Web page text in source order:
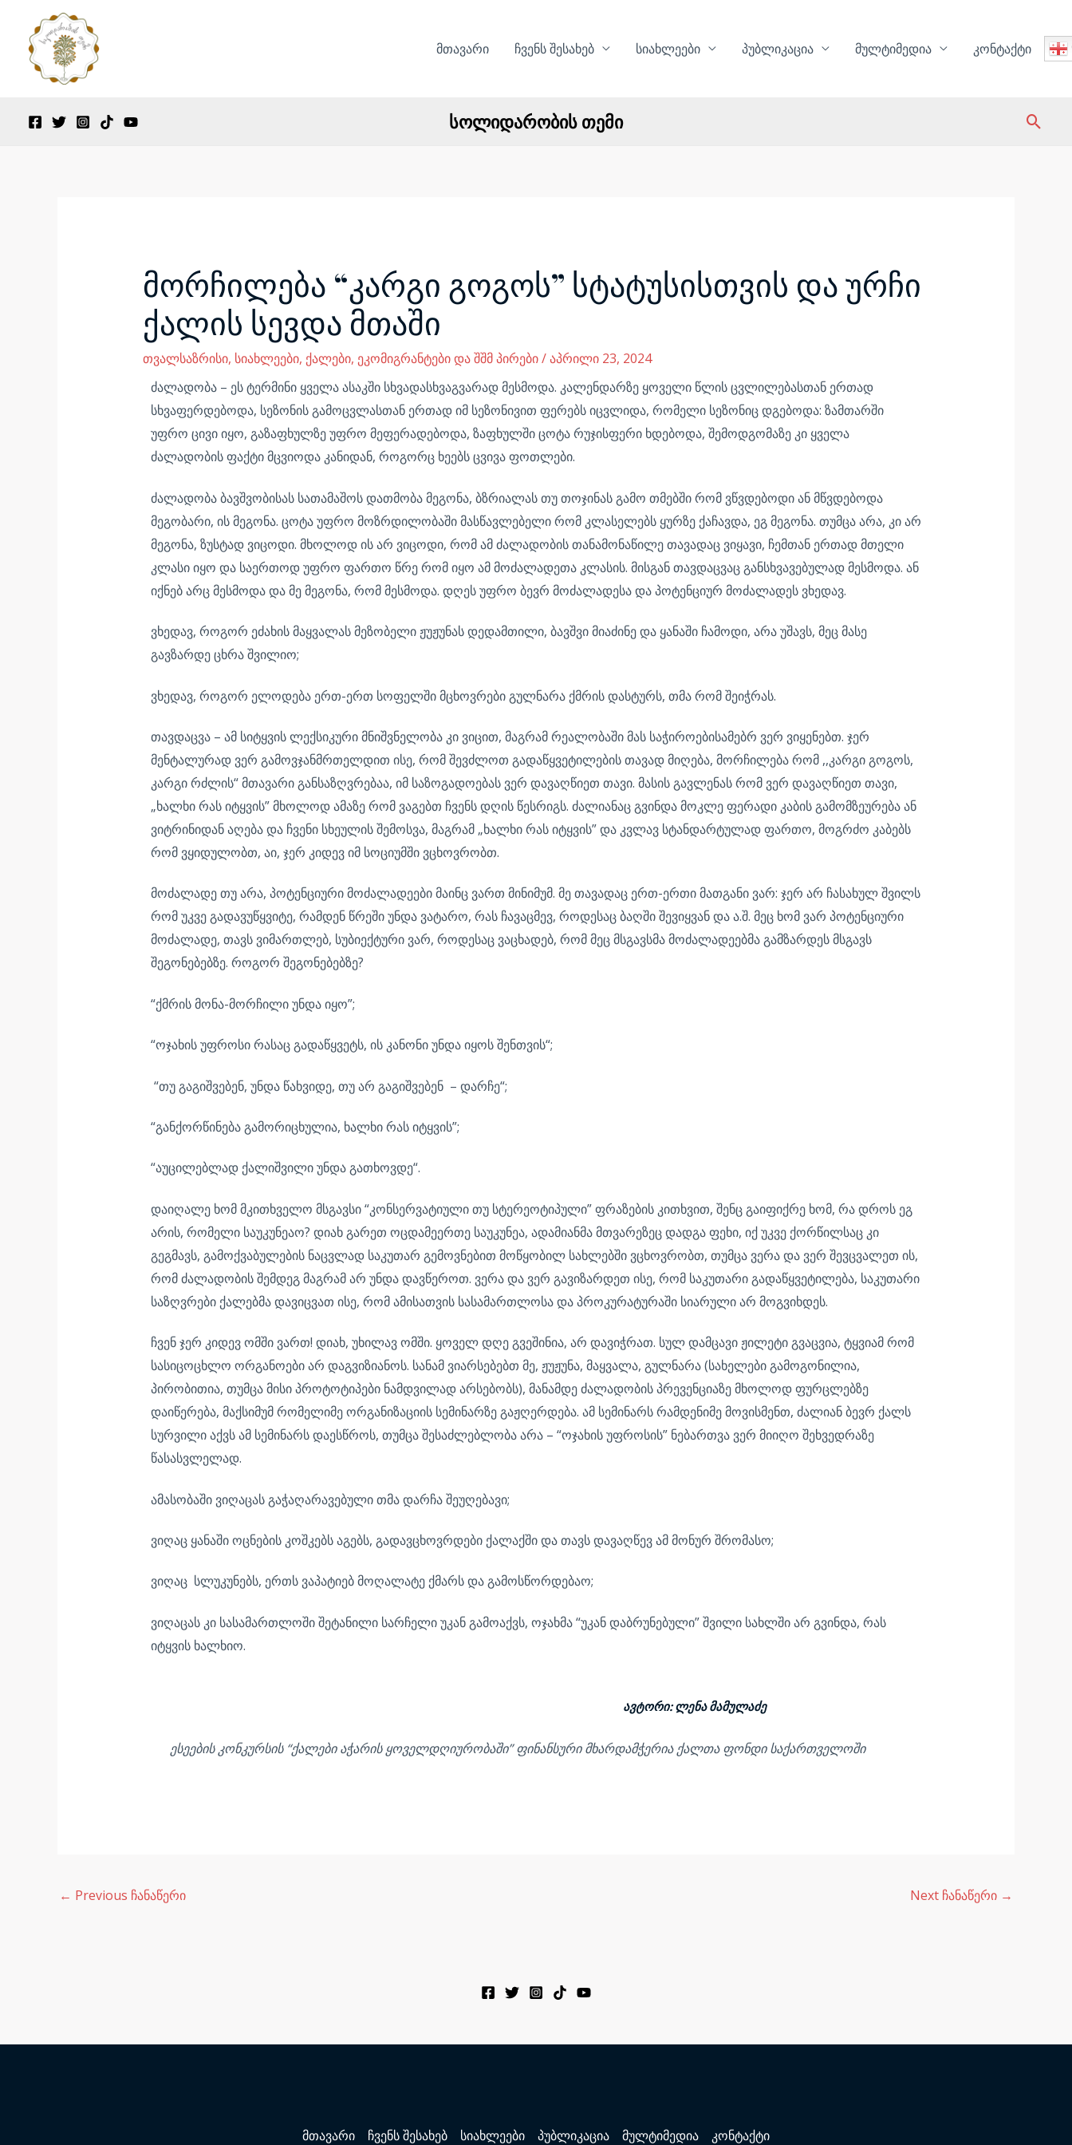
content
მთავარი ჩვენს შესახებ სიახლეები პუბლიკაცია მულტიმედია კონტაქტი
სოლიდარობის თემი
მორჩილება “კარგი გოგოს” სტატუსისთვის და ურჩი
ქალის სევდა მთაში
თვალსაზრისი, სიახლეები, ქალები, ეკომიგრანტები და შშმ პირები/აპრილი 23, 2024
ძალადობა – ეს ტერმინი ყველა ასაკში სხვადასხვაგვარად მესმოდა. კალენდარზე ყოველი წლის ცვლილებასთან ერთად
სხვაფერდებოდა, სეზონის გამოცვლასთან ერთად იმ სეზონივით ფერებს იცვლიდა, რომელი სეზონიც დგებოდა: ზამთარში
უფრო ცივი იყო, გაზაფხულზე უფრო მეფერადებოდა, ზაფხულში ცოტა რუჯისფერი ხდებოდა, შემოდგომაზე კი ყველა
ძალადობის ფაქტი მცვიოდა კანიდან, როგორც ხეებს ცვივა ფოთლები.
ძალადობა ბავშვობისას სათამაშოს დათმობა მეგონა, ბზრიალას თუ თოჯინას გამო თმებში რომ ვწვდებოდი ან მწვდებოდა
მეგობარი, ის მეგონა. ცოტა უფრო მოზრდილობაში მასწავლებელი რომ კლასელებს ყურზე ქაჩავდა, ეგ მეგონა. თუმცა არა, კი არ
მეგონა, ზუსტად ვიცოდი. მხოლოდ ის არ ვიცოდი, რომ ამ ძალადობის თანამონაწილე თავადაც ვიყავი, ჩემთან ერთად მთელი
კლასი იყო და საერთოდ უფრო ფართო წრე რომ იყო ამ მოძალადეთა კლასის. მისგან თავდაცვაც განსხვავებულად მესმოდა. ან
იქნებ არც მესმოდა და მე მეგონა, რომ მესმოდა. დღეს უფრო ბევრ მოძალადესა და პოტენციურ მოძალადეს ვხედავ.
ვხედავ, როგორ ეძახის მაყვალას მეზობელი ჟუჟუნას დედამთილი, ბავშვი მიაძინე და ყანაში ჩამოდი, არა უშავს, მეც მასე
გავზარდე ცხრა შვილიო;
ვხედავ, როგორ ელოდება ერთ-ერთ სოფელში მცხოვრები გულნარა ქმრის დასტურს, თმა რომ შეიჭრას.
თავდაცვა – ამ სიტყვის ლექსიკური მნიშვნელობა კი ვიცით, მაგრამ რეალობაში მას საჭიროებისამებრ ვერ ვიყენებთ. ჯერ
მენტალურად ვერ გამოვჯანმრთელდით ისე, რომ შევძლოთ გადაწყვეტილების თავად მიღება, მორჩილება რომ ,,კარგი გოგოს,
კარგი რძლის“ მთავარი განსაზღვრებაა, იმ საზოგადოებას ვერ დავაღწიეთ თავი. მასის გავლენას რომ ვერ დავაღწიეთ თავი,
„ხალხი რას იტყვის” მხოლოდ ამაზე რომ ვაგებთ ჩვენს დღის წესრიგს. ძალიანაც გვინდა მოკლე ფერადი კაბის გამომზეურება ან
ვიტრინიდან აღება და ჩვენი სხეულის შემოსვა, მაგრამ „ხალხი რას იტყვის” და კვლავ სტანდარტულად ფართო, მოგრძო კაბებს
რომ ვყიდულობთ, აი, ჯერ კიდევ იმ სოციუმში ვცხოვრობთ.
მოძალადე თუ არა, პოტენციური მოძალადეები მაინც ვართ მინიმუმ. მე თავადაც ერთ-ერთი მათგანი ვარ: ჯერ არ ჩასახულ შვილს
რომ უკვე გადავუწყვიტე, რამდენ წრეში უნდა ვატარო, რას ჩავაცმევ, როდესაც ბაღში შევიყვან და ა.შ. მეც ხომ ვარ პოტენციური
მოძალადე, თავს ვიმართლებ, სუბიექტური ვარ, როდესაც ვაცხადებ, რომ მეც მსგავსმა მოძალადეებმა გამზარდეს მსგავს
შეგონებებზე. როგორ შეგონებებზე?
“ქმრის მონა-მორჩილი უნდა იყო”;
“ოჯახის უფროსი რასაც გადაწყვეტს, ის კანონი უნდა იყოს შენთვის“;
“თუ გაგიშვებენ, უნდა წახვიდე, თუ არ გაგიშვებენ – დარჩე“;
“განქორწინება გამორიცხულია, ხალხი რას იტყვის”;
“აუცილებლად ქალიშვილი უნდა გათხოვდე“.
დაიღალე ხომ მკითხველო მსგავსი “კონსერვატიული თუ სტერეოტიპული” ფრაზების კითხვით, შენც გაიფიქრე ხომ, რა დროს ეგ
არის, რომელი საუკუნეაო? დიახ გარეთ ოცდამეერთე საუკუნეა, ადამიანმა მთვარეზეც დადგა ფეხი, იქ უკვე ქორწილსაც კი
გეგმავს, გამოქვაბულების ნაცვლად საკუთარ გემოვნებით მოწყობილ სახლებში ვცხოვრობთ, თუმცა ვერა და ვერ შევცვალეთ ის,
რომ ძალადობის შემდეგ მაგრამ არ უნდა დავწეროთ. ვერა და ვერ გავიზარდეთ ისე, რომ საკუთარი გადაწყვეტილება, საკუთარი
საზღვრები ქალებმა დავიცვათ ისე, რომ ამისათვის სასამართლოსა და პროკურატურაში სიარული არ მოგვიხდეს.
ჩვენ ჯერ კიდევ ომში ვართ! დიახ, უხილავ ომში. ყოველ დღე გვეშინია, არ დავიჭრათ. სულ დამცავი ჟილეტი გვაცვია, ტყვიამ რომ
სასიცოცხლო ორგანოები არ დაგვიზიანოს. სანამ ვიარსებებთ მე, ჟუჟუნა, მაყვალა, გულნარა (სახელები გამოგონილია,
პირობითია, თუმცა მისი პროტოტიპები ნამდვილად არსებობს), მანამდე ძალადობის პრევენციაზე მხოლოდ ფურცლებზე
დაიწერება, მაქსიმუმ რომელიმე ორგანიზაციის სემინარზე გაჟღერდება. ამ სემინარს რამდენიმე მოვისმენთ, ძალიან ბევრ ქალს
სურვილი აქვს ამ სემინარს დაესწროს, თუმცა შესაძლებლობა არა – “ოჯახის უფროსის” ნებართვა ვერ მიიღო შეხვედრაზე
წასასვლელად.
ამასობაში ვიღაცას გაჭაღარავებული თმა დარჩა შეუღებავი;
ვიღაც ყანაში ოცნების კოშკებს აგებს, გადავცხოვრდები ქალაქში და თავს დავაღწევ ამ მონურ შრომასო;
ვიღაც სლუკუნებს, ერთს ვაპატიებ მოღალატე ქმარს და გამოსწორდებაო;
ვიღაცას კი სასამართლოში შეტანილი სარჩელი უკან გამოაქვს, ოჯახმა “უკან დაბრუნებული” შვილი სახლში არ გვინდა, რას
იტყვის ხალხიო.
ავტორი: ლენა მამულაძე
ესეების კონკურსის “ქალები აჭარის ყოველდღიურობაში” ფინანსური მხარდამჭერია ქალთა ფონდი საქართველოში
← Previous ჩანაწერი Next ჩანაწერი →
მთავარი ჩვენს შესახებ სიახლეები პუბლიკაცია მულტიმედია კონტაქტი